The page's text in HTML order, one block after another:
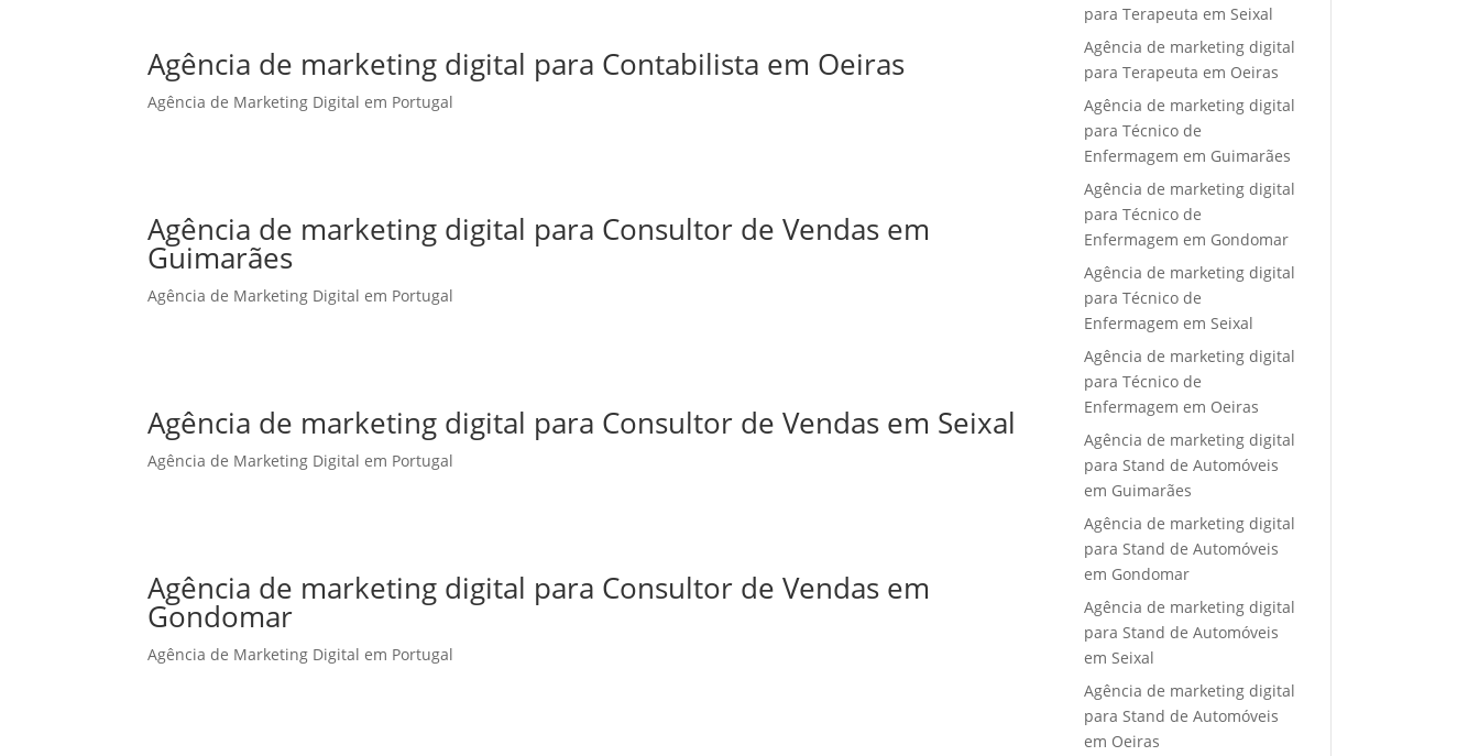
Agência de marketing digital para Contabilista em Oeiras
Agência de Marketing Digital em Portugal
Agência de marketing digital para Consultor de Vendas em
Guimarães
Agência de Marketing Digital em Portugal
Agência de marketing digital para Consultor de Vendas em Seixal
Agência de Marketing Digital em Portugal
Agência de marketing digital para Consultor de Vendas em
Gondomar
Agência de Marketing Digital em Portugal
para Terapeuta em Seixal
Agência de marketing digital
para Terapeuta em Oeiras
Agência de marketing digital
para Técnico de
Enfermagem em Guimarães
Agência de marketing digital
para Técnico de
Enfermagem em Gondomar
Agência de marketing digital
para Técnico de
Enfermagem em Seixal
Agência de marketing digital
para Técnico de
Enfermagem em Oeiras
Agência de marketing digital
para Stand de Automóveis
em Guimarães
Agência de marketing digital
para Stand de Automóveis
em Gondomar
Agência de marketing digital
para Stand de Automóveis
em Seixal
Agência de marketing digital
para Stand de Automóveis
em Oeiras